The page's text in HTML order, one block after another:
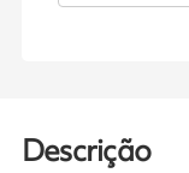
Descrição